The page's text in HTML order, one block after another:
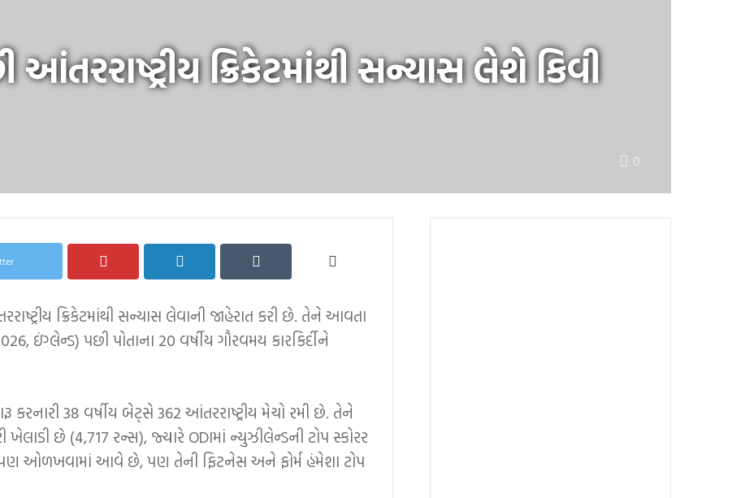
આંતરરાષ્ટ્રીય ક્રિકેટમાંથી સન્યાસ લેશે કિવી
0
ક્રિકેટમાંથી સન્યાસ લેવાની જાહેરાત કરી છે. તેને આવતા
ઇંગ્લેન્ડ) પછી પોતાના 20 વર્ષીય ગૌરવમય કારકિર્દીને
કરનારી 38 વર્ષીય બેટ્સે 362 આંતરરાષ્ટ્રીય મેચો રમી છે. તેને
ખેલાડી છે (4,717 રન્સ), જ્યારે ODIમાં ન્યુઝીલેન્ડની ટોપ સ્કોરર
પણ ઓળખવામાં આવે છે, પણ તેની ફિટનેસ અને ફોર્મ હંમેશા ટોપ